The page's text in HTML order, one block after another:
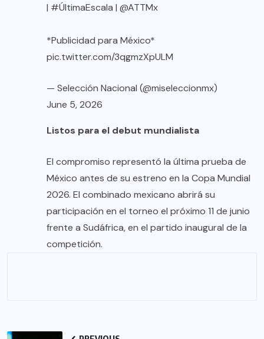
| #ÚltimaEscala | @ATTMx
*Publicidad para México*
pic.twitter.com/3qgmzXpULM
— Selección Nacional (@miseleccionmx)
June 5, 2026
Listos para el debut mundialista
El compromiso representó la última prueba de
México antes de su estreno en la Copa Mundial
2026. El combinado mexicano abrirá su
participación en el torneo el próximo 11 de junio
frente a Sudáfrica, en el partido inaugural de la
competición.